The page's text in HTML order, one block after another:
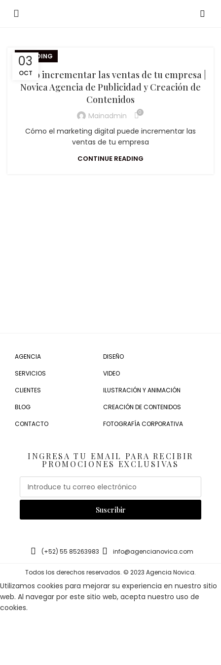
03
OCT
BRANDING
Cómo incrementar las ventas de tu empresa |
Novica Agencia de Publicidad y Creación de
Contenidos
Mainadmin 0
Cómo el marketing digital puede incrementar las
ventas de tu empresa
CONTINUE READING
AGENCIA
SERVICIOS
CLIENTES
BLOG
CONTACTO
DISEÑO
VIDEO
ILUSTRACIÓN Y ANIMACIÓN
CREACIÓN DE CONTENIDOS
FOTOGRAFÍA CORPORATIVA
INGRESA TU EMAIL PARA RECIBIR
PROMOCIONES EXCLUSIVAS
Suscribir
(+52) 55 85263983 info@agencianovica.com
Todos los derechos reservados. © 2023 Agencia Novica.
Utilizamos cookies para mejorar su experiencia en nuestro sitio
web. Al navegar por este sitio web, acepta nuestro uso de
cookies.